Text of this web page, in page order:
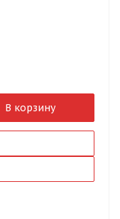
В корзину